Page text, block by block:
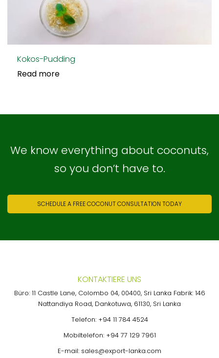
Kokos-Pudding
Read more
We know everything about coconuts,
so you don’t have to.
SCHEDULE A FREE COCONUT CONSULTATION TODAY
KONTAKTIERE UNS
Büro: 11 Castle Lane, Colombo 04, 00400, Sri Lanka Fabrik: 146
Nattandiya Road, Dankotuwa, 61130, Sri Lanka
Telefon: +94 11 784 4524
Mobiltelefon: +94 77 129 7961
E-mail: sales@export-lanka.com